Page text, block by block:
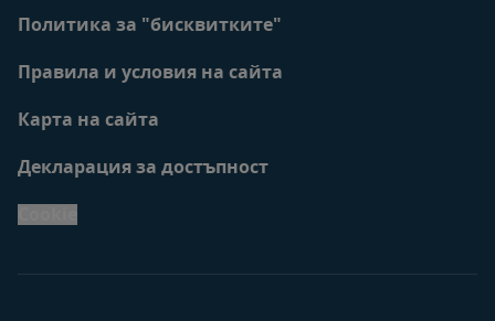
Политика за "бисквитките"
Правила и условия на сайта
Карта на сайта
Декларация за достъпност